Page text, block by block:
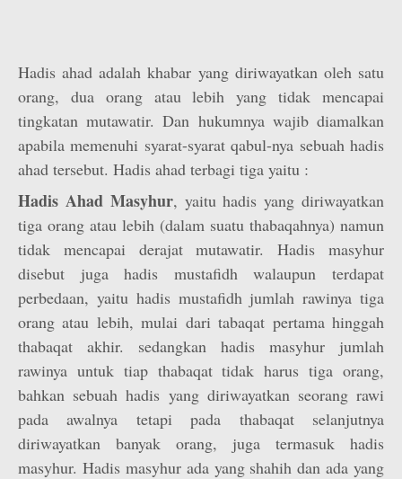
Hadis ahad adalah khabar yang diriwayatkan oleh satu
orang, dua orang atau lebih yang tidak mencapai
tingkatan mutawatir. Dan hukumnya wajib diamalkan
apabila memenuhi syarat-syarat qabul-nya sebuah hadis
ahad tersebut. Hadis ahad terbagi tiga yaitu :
Hadis Ahad Masyhur, yaitu hadis yang diriwayatkan
tiga orang atau lebih (dalam suatu thabaqahnya) namun
tidak mencapai derajat mutawatir. Hadis masyhur
disebut juga hadis mustafidh walaupun terdapat
perbedaan, yaitu hadis mustafidh jumlah rawinya tiga
orang atau lebih, mulai dari tabaqat pertama hinggah
thabaqat akhir. sedangkan hadis masyhur jumlah
rawinya untuk tiap thabaqat tidak harus tiga orang,
bahkan sebuah hadis yang diriwayatkan seorang rawi
pada awalnya tetapi pada thabaqat selanjutnya
diriwayatkan banyak orang, juga termasuk hadis
masyhur. Hadis masyhur ada yang shahih dan ada yang